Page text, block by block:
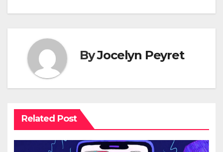
ByJocelyn Peyret
Related Post